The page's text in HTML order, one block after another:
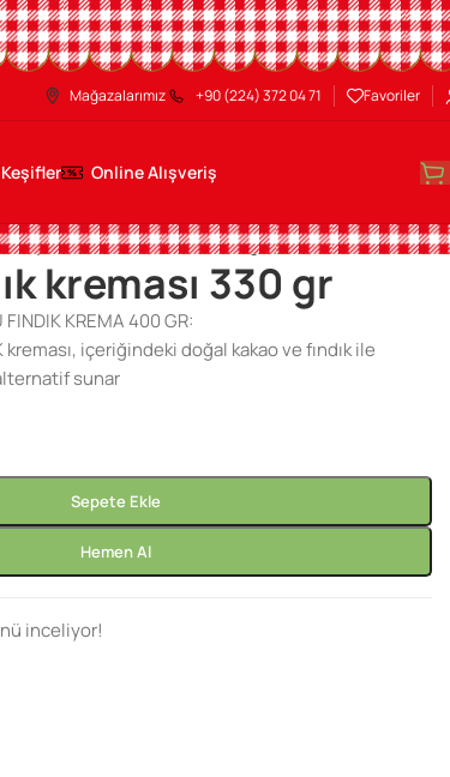
Mağazalarımız +90 (224) 372 04 71 Favoriler
Keşifler Online Alışveriş
/Şener fındık kreması 330 gr
kreması 330 gr
KREMA 400 GR:
içeriğindeki doğal kakao ve fındık ile
sunar
Sepete Ekle
Hemen Al
inceliyor!